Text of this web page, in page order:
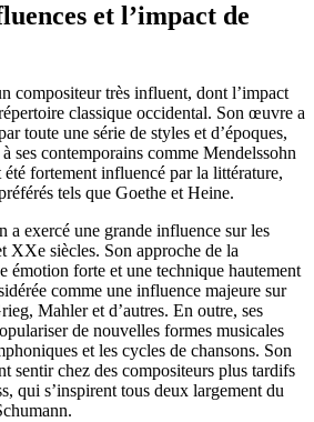
et l’impact de
compositeur très influent, dont l’impact
classique occidental. Son œuvre a
toute une série de styles et d’époques,
ses contemporains comme Mendelssohn
fortement influencé par la littérature,
tels que Goethe et Heine.
a exercé une grande influence sur les
XXe siècles. Son approche de la
émotion forte et une technique hautement
comme une influence majeure sur
Mahler et d’autres. En outre, ses
de nouvelles formes musicales
et les cycles de chansons. Son
sentir chez des compositeurs plus tardifs
qui s’inspirent tous deux largement du